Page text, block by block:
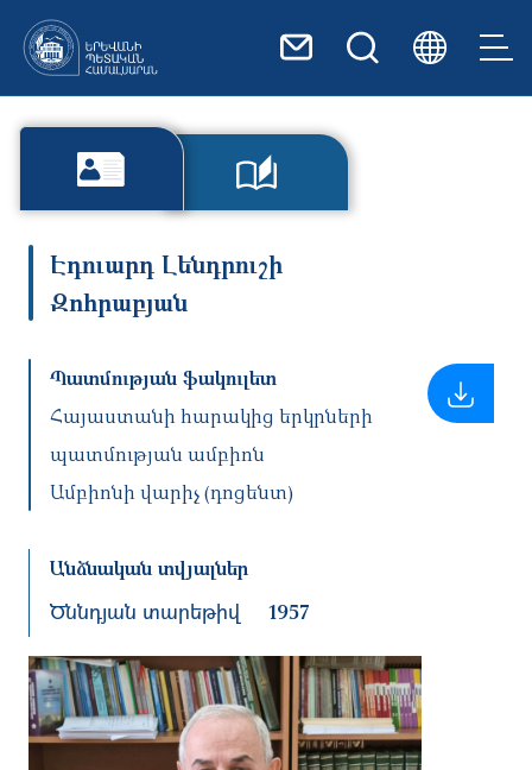
Էդուարդ Լենդրուշի
Զոհրաբյան
Պատմության ֆակուլետ
Հայաստանի հարակից երկրների
պատմության ամբիոն
Ամբիոնի վարիչ (դոցենտ)
Անձնական տվյալներ
Ծննդյան տարեթիվ 1957